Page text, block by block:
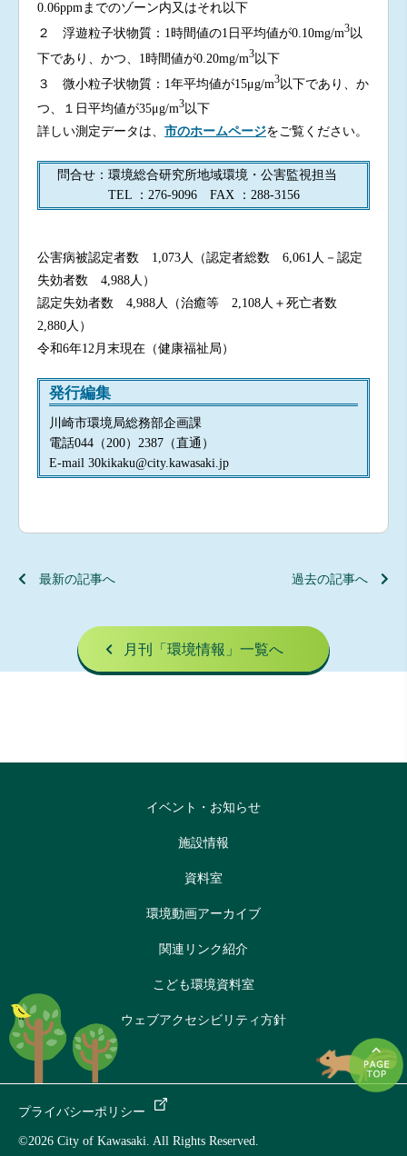
0.06ppmまでのゾーン内又はそれ以下
２ 浮遊粒子状物質：1時間値の1日平均値が0.10mg/m3以
下であり、かつ、1時間値が0.20mg/m3以下
３ 微小粒子状物質：1年平均値が15μg/m3以下であり、か
つ、１日平均値が35μg/m3以下
詳しい測定データは、 市のホームページをご覧ください。
問合せ：環境総合研究所地域環境・公害監視担当
TEL ：276-9096 FAX ：288-3156
公害病被認定者数 1,073人（認定者総数 6,061 人－認定
失効者数 4,988人）
認定失効者数 4,988人（治癒等 2,108人＋死亡者数
2,880人）
令和6年12月末現在（健康福祉局）
発行編集
川崎市環境局総務部企画課
電話044（200）2387（直通）
E-mail 30kikaku@city.kawasaki.jp
最新の記事へ 過去の記事へ
月刊「環境情報」一覧へ
イベント・お知らせ
施設情報
資料室
環境動画アーカイブ
関連リンク紹介
こども環境資料室
ウェブアクセシビリティ方針
プライバシーポリシー
©2026 City of Kawasaki. All Rights Reserved.